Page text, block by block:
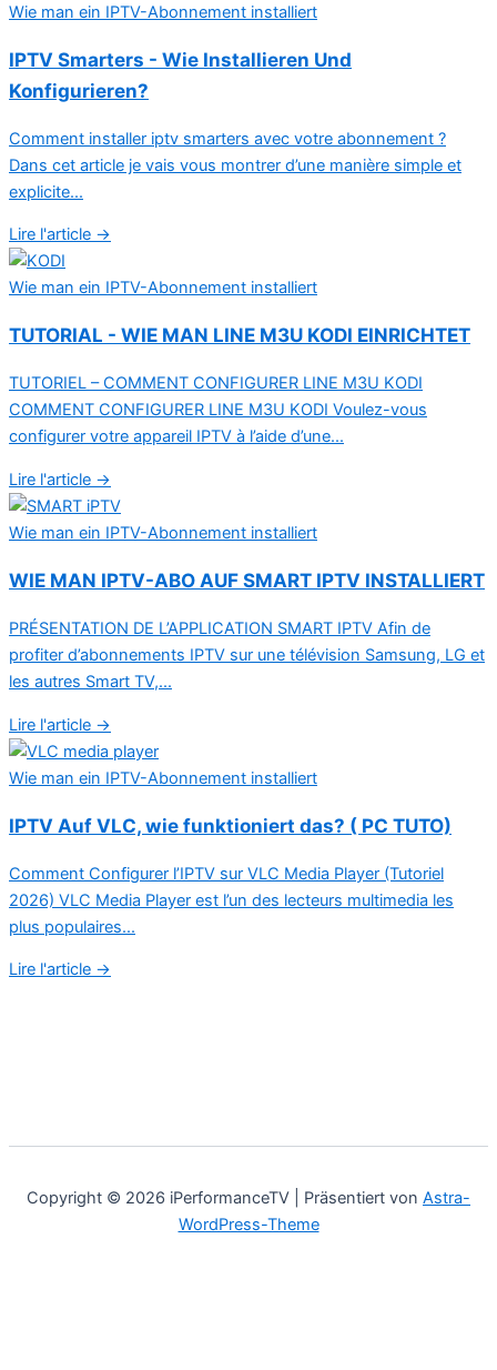
Wie man ein IPTV-Abonnement installiert
IPTV Smarters - Wie Installieren Und
Konfigurieren?
Comment installer iptv smarters avec votre abonnement ?
Dans cet article je vais vous montrer d’une manière simple et
explicite...
Lire l'article →
Wie man ein IPTV-Abonnement installiert
TUTORIAL - WIE MAN LINE M3U KODI EINRICHTET
TUTORIEL – COMMENT CONFIGURER LINE M3U KODI
COMMENT CONFIGURER LINE M3U KODI Voulez-vous
configurer votre appareil IPTV à l’aide d’une...
Lire l'article →
Wie man ein IPTV-Abonnement installiert
WIE MAN IPTV-ABO AUF SMART IPTV INSTALLIERT
PRÉSENTATION DE L’APPLICATION SMART IPTV Afin de
profiter d’abonnements IPTV sur une télévision Samsung, LG et
les autres Smart TV,...
Lire l'article →
Wie man ein IPTV-Abonnement installiert
IPTV Auf VLC, wie funktioniert das? ( PC TUTO)
Comment Configurer l’IPTV sur VLC Media Player (Tutoriel
2026) VLC Media Player est l’un des lecteurs multimedia les
plus populaires...
Lire l'article →
Copyright © 2026 iPerformanceTV | Präsentiert von Astra-
WordPress-Theme